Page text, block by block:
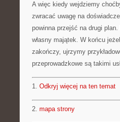
A więc kiedy wejdziemy
zwracać uwagę na
powinna przejść na drugi
własny majątek. W końcu
zakończy, ujrzymy
przeprowadzkowe są takimi
1. Odkryj więcej na ten temat
2. mapa strony